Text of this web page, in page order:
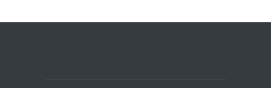
Effiziente